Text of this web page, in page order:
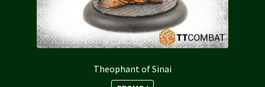
Theophant of Sinai